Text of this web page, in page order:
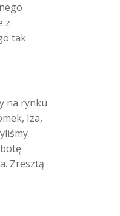
z
tak
na rynku
Iza,
Zresztą